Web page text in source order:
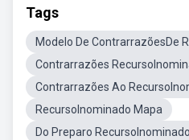
Tags
Modelo De ContrarrazõesDe
Contrarrazões
Contrarrazões Ao
RecursoInominado Mapa
Do Preparo